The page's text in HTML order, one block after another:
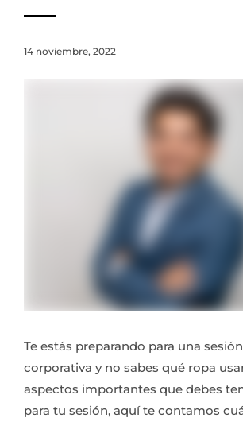
14 noviembre, 2022
Te estás preparando para una
corporativa y no sabes qué ropa
aspectos importantes que debes
para tu sesión, aquí te contamos